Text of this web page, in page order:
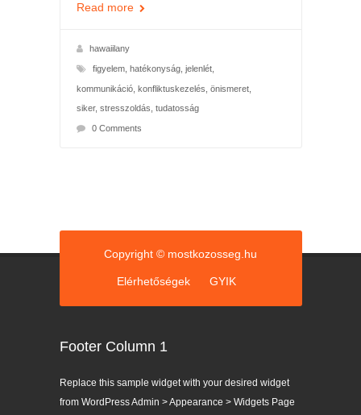
Read more
hawaiilany
figyelem, hatékonyság, jelenlét,
kommunikáció, konfliktuskezelés önismeret,
siker, stresszoldás tudatosság
0 Comments
Copyright © mostkozosseg.hu
Elérhetőségek GYIK
Footer Column 1
Replace this sample widget with your desired widget
from WordPress Admin > Appearance > Widgets Page